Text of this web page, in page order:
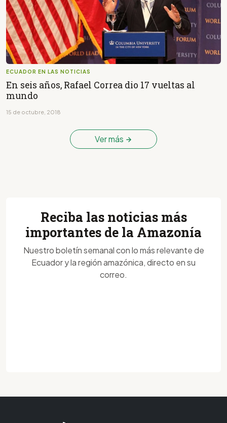
ECUADOR EN LAS NOTICIAS
En seis años, Rafael Correa dio 17 vueltas al
mundo
15 de octubre, 2018
Ver más
Reciba las noticias más
importantes de la Amazonía
Nuestro boletín semanal con lo más relevante de
Ecuador y la región amazónica, directo en su
correo.